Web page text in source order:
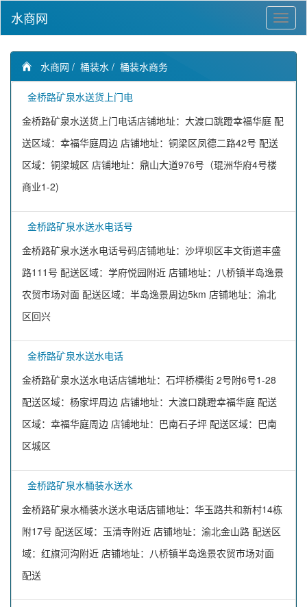
水商网
水商网 / 桶装水 / 桶装水商务
金桥路矿泉水送货上门电
金桥路矿泉水送货上门电话店铺地址：大渡口跳蹬幸福华庭 配
送区域：幸福华庭周边 店铺地址：铜梁区凤德二路42号 配送
区域：铜梁城区 店铺地址：鼎山大道976号（琨洲华府4号楼
商业1-2)
金桥路矿泉水送水电话号
金桥路矿泉水送水电话号码店铺地址：沙坪坝区丰文街道丰盛
路111号 配送区域：学府悦园附近 店铺地址：八桥镇半岛逸景
农贸市场对面 配送区域：半岛逸景周边5km 店铺地址：渝北
区回兴
金桥路矿泉水送水电话
金桥路矿泉水送水电话店铺地址：石坪桥横街 2号附6号1-28
配送区域：杨家坪周边 店铺地址：大渡口跳蹬幸福华庭 配送
区域：幸福华庭周边 店铺地址：巴南石子坪 配送区域：巴南
区城区
金桥路矿泉水桶装水送水
金桥路矿泉水桶装水送水电话店铺地址：华玉路共和新村14栋
附17号 配送区域：玉清寺附近 店铺地址：渝北金山路 配送区
域：红旗河沟附近 店铺地址：八桥镇半岛逸景农贸市场对面
配送